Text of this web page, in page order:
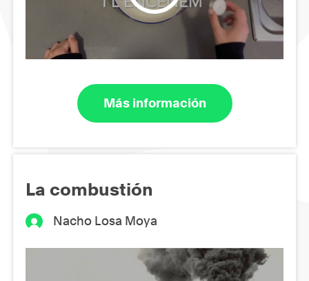
Más información
La combustión
Nacho Losa Moya